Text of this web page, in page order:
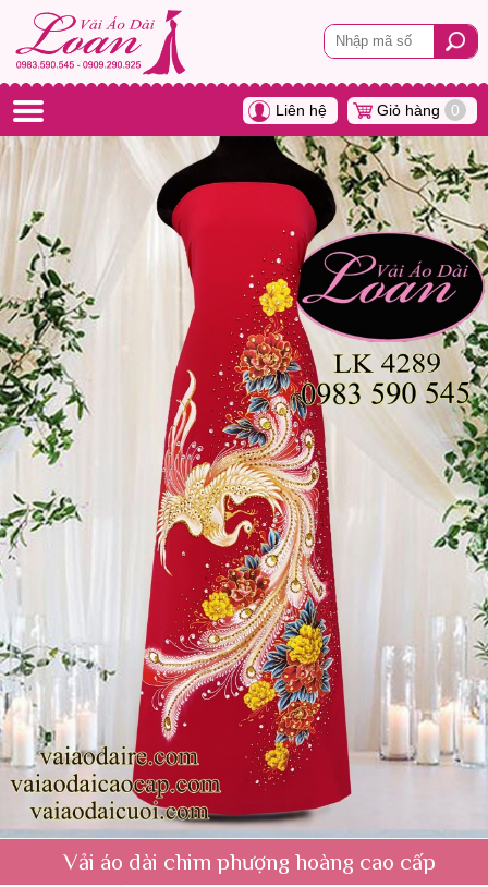
Liên hệ Giỏ hàng 0
Vải áo dài chim phượng hoàng cao cấp